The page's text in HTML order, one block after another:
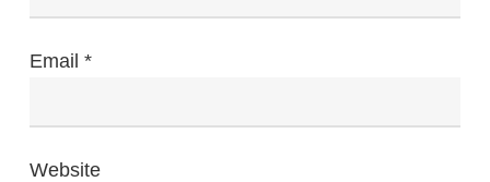
Email *
Website